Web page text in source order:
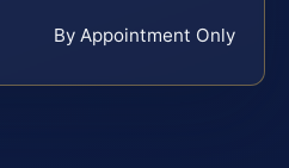
By Appointment Only